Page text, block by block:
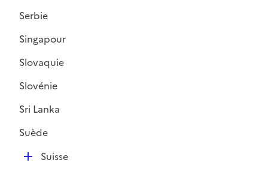
p
l
i
e
Serbie
Singapour
Slovaquie
Slovénie
Sri Lanka
Suède
DSuisse